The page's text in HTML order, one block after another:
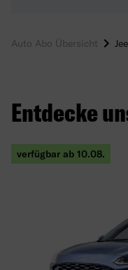
Auto Abo Übersicht
Entdecke
verfügbar ab 10.08.